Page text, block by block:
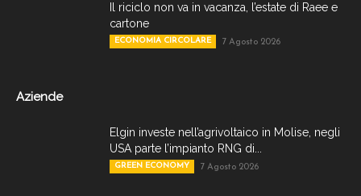
Il riciclo non va in vacanza, l’estate di Raee e
cartone
ECONOMIA CIRCOLARE 7 Agosto 2026
Aziende
Elgin investe nell’agrivoltaico in Molise, negli
USA parte l’impianto RNG di...
GREEN ECONOMY 7 Agosto 2026